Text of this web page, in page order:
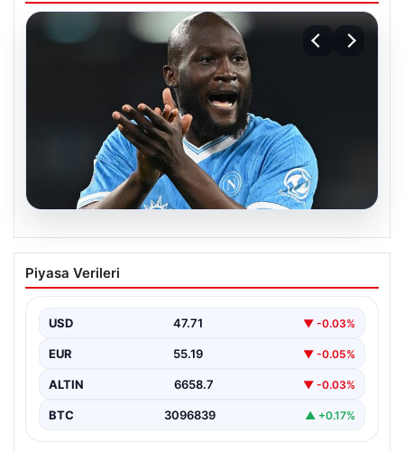
08.08.2026
Fenerbahçe, Lukaku transferini
bitiriyor! Defansların korkulu rüyası
Piyasa Verileri
USD 47.71 ▼ -0.03%
EUR 55.19 ▼ -0.05%
ALTIN 6658.7 ▼ -0.03%
BTC 3096839 ▲ +0.17%